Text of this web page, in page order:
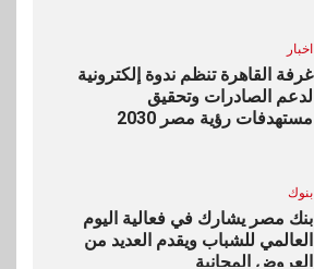
اخبار
غرفة القاهرة تنظم ندوة إلكترونية
لدعم الصادرات وتحقيق
مستهدفات رؤية مصر 2030
بنوك
بنك مصر يشارك في فعالية اليوم
العالمي للشباب ويقدم العديد من
العروض المجانية